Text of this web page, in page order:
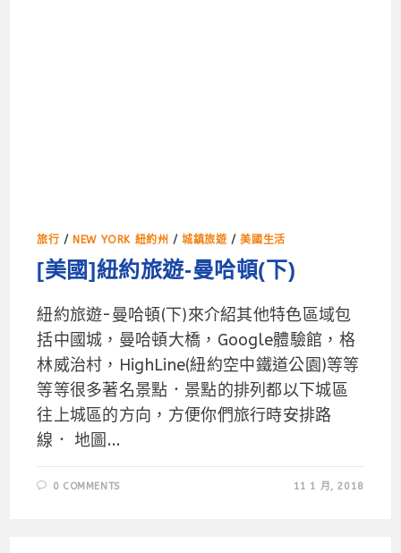
旅行 / NEW YORK 紐約州 /城鎮旅遊/美國生活
[美國]紐約旅遊-曼哈頓(下)
紐約旅遊-曼哈頓(下)來介紹其他特色區域包
括中國城，曼哈頓大橋，Google體驗館，格
林威治村，HighLine(紐約空中鐵道公園)等等
等等很多著名景點．景點的排列都以下城區
往上城區的方向，方便你們旅行時安排路
線． 地圖...
0 COMMENTS 11 1 月, 2018